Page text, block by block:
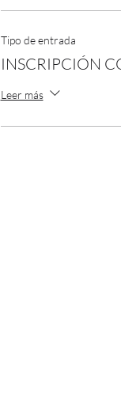
Tipo de entrada
INSCRIPCIÓN
Leer más